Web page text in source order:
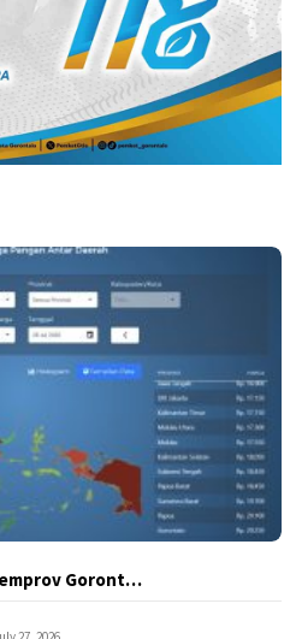
Goront…